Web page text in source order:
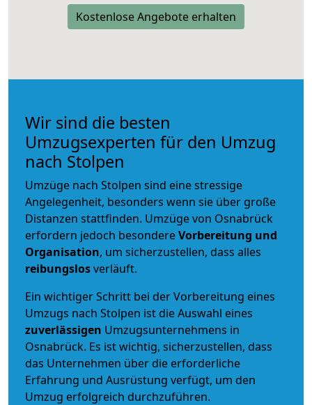
Kostenlose Angebote erhalten
Wir sind die besten
Umzugsexperten für den Umzug
nach Stolpen
Umzüge nach Stolpen sind eine stressige
Angelegenheit, besonders wenn sie über große
Distanzen stattfinden. Umzüge von Osnabrück
erfordern jedoch besondereVorbereitung und
Organisation, um sicherzustellen, dass alles
reibungslosverläuft.
Ein wichtiger Schritt bei der Vorbereitung eines
Umzugs nach Stolpen ist die Auswahl eines
zuverlässigen Umzugsunternehmens in
Osnabrück. Es ist wichtig, sicherzustellen, dass
das Unternehmen über die erforderliche
Erfahrung und Ausrüstung verfügt, um den
Umzug erfolgreich durchzuführen.